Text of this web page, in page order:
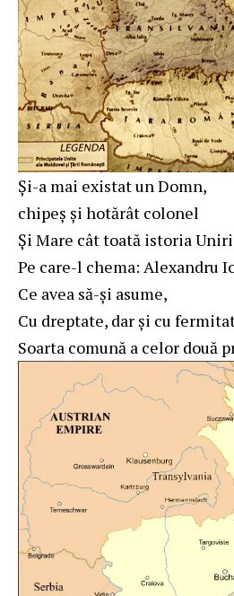
Şi-a mai existat un Domn,
chipeş şi hotărât colonel
Şi Mare cât toată istoria
Pe care-l chema: Alexandru
Ce avea să-şi asume,
Cu dreptate, dar şi cu
Soarta comună a celor două